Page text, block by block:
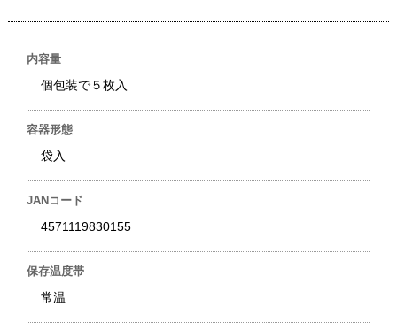
内容量
個包装で５枚入
容器形態
袋入
JANコード
4571119830155
保存温度帯
常温